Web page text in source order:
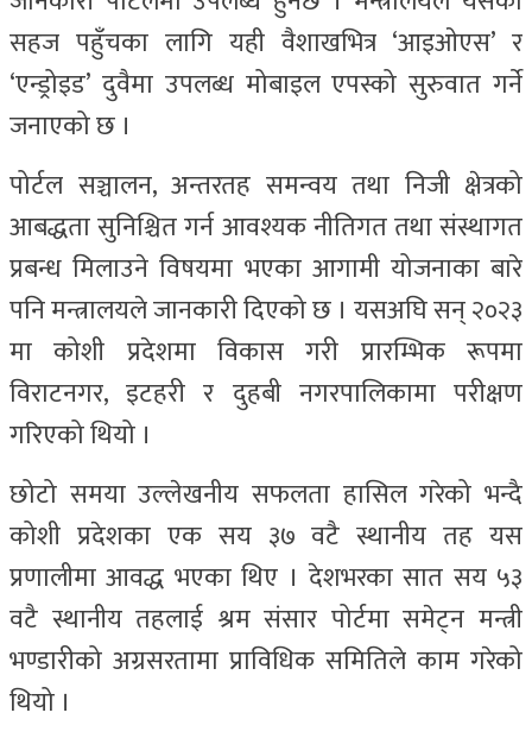
सहज पहुँचका लागि यही वैशाखभित्र ‘आइओएस’ र
‘एन्ड्रोइड’ दुवैमा उपलब्ध मोबाइल एपस्को सुरुवात गर्ने
जनाएको छ ।
पोर्टल सञ्चालन, अन्तरतह समन्वय तथा निजी क्षेत्रको
आबद्धता सुनिश्चित गर्न आवश्यक नीतिगत तथा संस्थागत
प्रबन्ध मिलाउने विषयमा भएका आगामी योजनाका बारे
पनि मन्त्रालयले जानकारी दिएको छ । यसअघि सन् २०२३
मा कोशी प्रदेशमा विकास गरी प्रारम्भिक रूपमा
विराटनगर, इटहरी र दुहबी नगरपालिकामा परीक्षण
गरिएको थियो ।
छोटो समया उल्लेखनीय सफलता हासिल गरेको भन्दै
कोशी प्रदेशका एक सय ३७ वटै स्थानीय तह यस
प्रणालीमा आवद्ध भएका थिए । देशभरका सात सय ५३
वटै स्थानीय तहलाई श्रम संसार पोर्टमा समेट्न मन्त्री
भण्डारीको अग्रसरतामा प्राविधिक समितिले काम गरेको
थियो ।